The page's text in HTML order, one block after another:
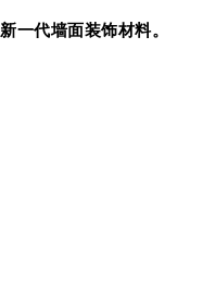
新一代墙面装饰材料。